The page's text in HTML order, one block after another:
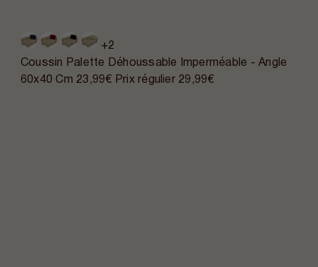
+2
Coussin Palette Déhoussable Imperméable - Angle
60x40 Cm 23,99€ Prix régulier 29,99€